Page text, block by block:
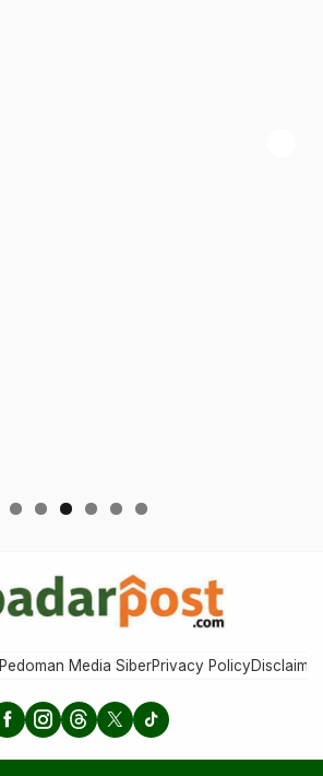
Pedoman Media SiberPrivacy PolicyDisclaimer